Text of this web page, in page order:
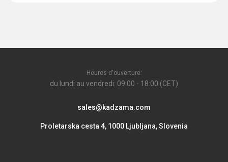
Heures d'ouverture:
du lundi au vendredi: 09:00 - 18:00 (CET)
sales@kadzama.com
Proletarska cesta 4, 1000 Ljubljana, Slovenia